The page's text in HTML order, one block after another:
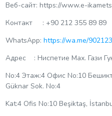
Веб-сайт: https://www.e-
Контакт : +90 212 355 89 89
WhatsApp: https://wa.me/
Адрес : Ниспетие Мах. Гази
No:4 Этаж:4 Офис No:10
Güknar Sok. No:4
Kat:4 Ofis No:10 Beşiktaş,